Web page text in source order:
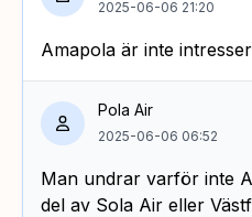
2025-06-06 21:20
Amapola är inte
Pola Air
2025-06-06 06:52
Man undrar varför inte
del av Sola Air eller